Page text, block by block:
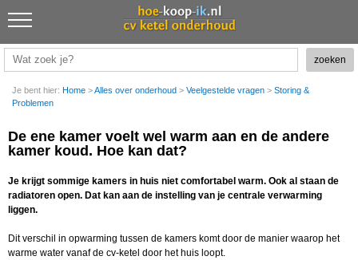
Je bent hier: Home >Alles over onderhoud > Veelgestelde vragen > Storing &
Problemen
De ene kamer voelt wel warm aan en de andere
kamer koud. Hoe kan dat?
Je krijgt sommige kamers in huis niet comfortabel warm. Ook al staan de
radiatoren open. Dat kan aan de instelling van je centrale verwarming
liggen.
Dit verschil in opwarming tussen de kamers komt door de manier waarop het
warme water vanaf de cv-ketel door het huis loopt.